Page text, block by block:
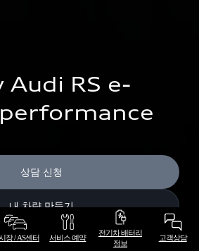
Audi RS e-
상담 신청
내 차량 만들기
장 / AS센터 서비스 예약
전기차 배터리
정보
고객상담